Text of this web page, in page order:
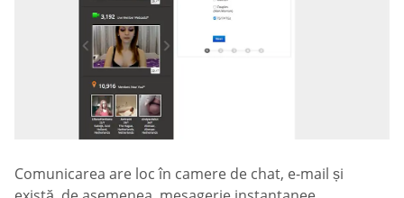
Comunicarea are loc în camere de chat, e-mail și